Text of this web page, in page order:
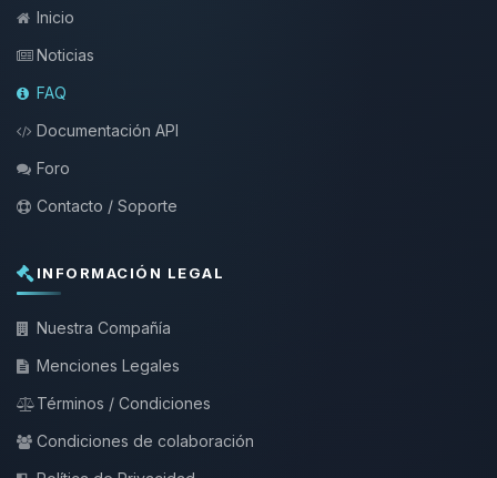
Inicio
Noticias
FAQ
Documentación API
Foro
Contacto / Soporte
INFORMACIÓN LEGAL
Nuestra Compañía
Menciones Legales
Términos / Condiciones
Condiciones de colaboración